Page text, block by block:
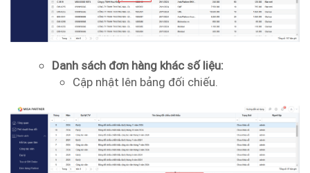
Danh sách đơn hàng khác số liệu:
Cập nhật lên bảng đối chiếu.